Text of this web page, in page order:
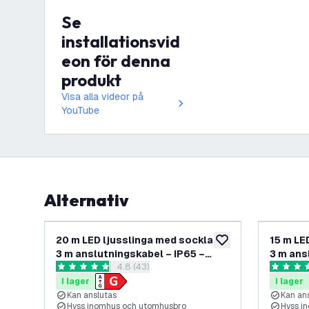
Se
installationsvid
eon för denna
produkt
Visa alla videor på
YouTube
Alternativ
lägg till i önskelistan
20 m LED ljusslinga med socklar +
3 m anslutningskabel – IP65 –
kopplingsbar – inkl. 20 LED-lampor
öppna recensionspanel
4.8 stjärnbetyg4.8 (43)
I lager
Kan anslutas
Hyss inomhus och utomhusbro
15 m
3 m
4.5
I lager
Kan
Hyss